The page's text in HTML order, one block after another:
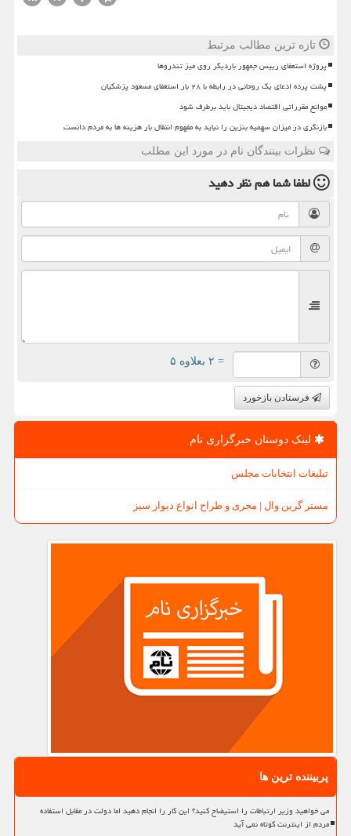
تازه ترین مطالب مرتبط
پروژه استعفای رییس جمهور باردیگر روی میز تندروها
پشت پرده ادعای یک روحانی در رابطه با ۲۸ بار استعفای مسعود پزشکیان
موانع مقرراتی اقتصاد دیجیتال باید برطرف شود
بازنگری در میزان سهمیه بنزین را نباید به مفهوم انتقال بار هزینه ها به مردم دانست
نظرات بینندگان نام در مورد این مطلب
لطفا شما همنظر دهید
= ۲ بعلاوه ۵
فرستادن بازخورد
لینک دوستان خبرگزاری نام
تبلیغات انتخابات مجلس
مستر گرین وال | مجری و طراح انواع دیوار سبز
پربیننده ترین ها
می خواهید وزیر ارتباطات را استیضاح کنید؟ این کار را انجام دهید اما دولت در مقابل استفاده
مردم از اینترنت کوتاه نمی آید